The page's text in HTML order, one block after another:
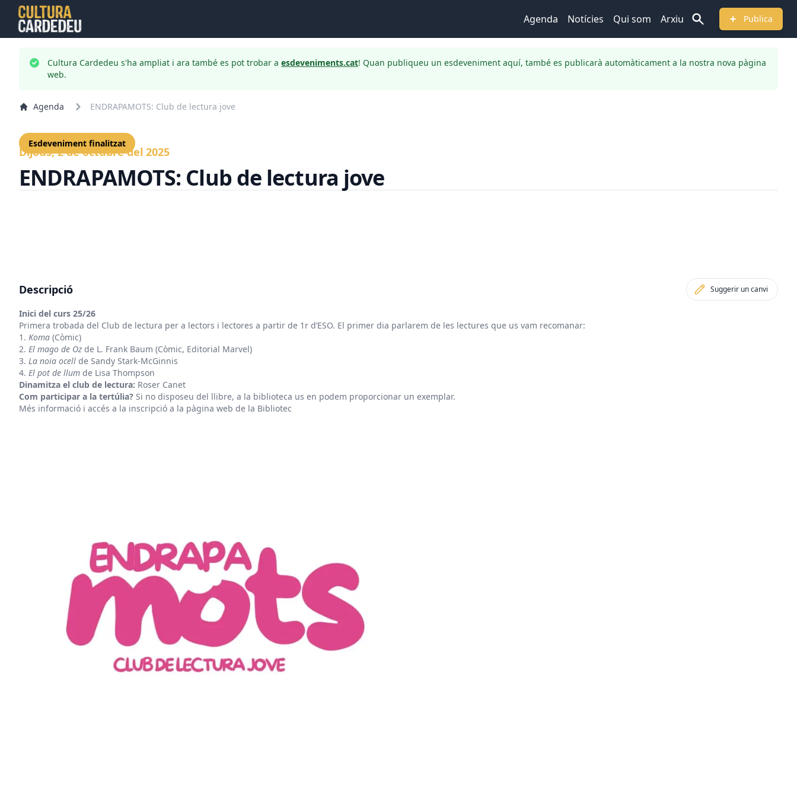
Agenda Notícies Qui som Arxiu Publica
Cultura Cardedeu s'ha ampliat i ara també es pot trobar a esdeveniments.cat! Quan publiqueu un esdeveniment aquí, també es publicarà automàticament a la nostra nova pàgina
web.
Agenda ENDRAPAMOTS: Club de lectura jove
Esdeveniment finalitzat
Dijous, 2 de octubre del 2025
ENDRAPAMOTS: Club de lectura jove
Descripció Suggerir un canvi
Inici del curs 25/26
Primera trobada del Club de lectura per a lectors i lectores a partir de 1r d’ESO. El primer dia parlarem de les lectures que us vam recomanar:
1. Koma (Còmic)
2. El mago de Oz de L. Frank Baum (Còmic, Editorial Marvel)
3. La noia ocell de Sandy Stark-McGinnis
4. El pot de llum de Lisa Thompson
Dinamitza el club de lectura: Roser Canet
Com participar a la tertúlia? Si no disposeu del llibre, a la biblioteca us en podem proporcionar un exemplar.
Més informació i accés a la inscripció a la pàgina web de la Bibliotec